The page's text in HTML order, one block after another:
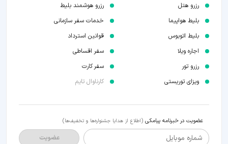
رزرو هتل
بلیط هواپیما
بلیط اتوبوس
اجاره ویلا
رزرو تور
ویزای توریستی
رزرو هوشمند بلیط
خدمات سفر سازمانی
قوانین استرداد
سفر اقساطی
سفر کارت
کارناوال تایم
عضویت در خبرنامه پیامکی (اطلاع از هدایا جشنواره‌ها و تخفیف‌ها)
شماره موبایل عضویت